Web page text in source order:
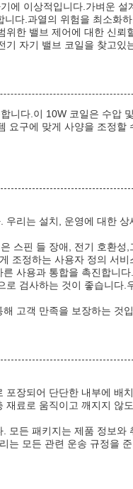
이상적입니다.가벼운
다.과열의 위험을 최소화
한 밸브 제어에 대한 신뢰
자기 밸브 코일을 찾고있
다.이 10W 코일은 수압
구에 맞게 사양을 조정
리는 설치, 운영에 대한
스핀 들 장애, 전기 호환성
조정하는 사용자 정의 서비
사용과 통합을 촉진합니다.
검사하는 것이 좋습니다
고객 만족을 보장하는 것
장되어 단단한 내부에 배
료로 움직이고 깨지지 않도
든 패키지는 제품 정보
모든 관련 운송 규정을